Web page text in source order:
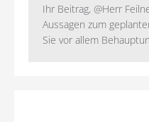
Ihr Beitrag, @Herr
Aussagen zum
Sie vor allem